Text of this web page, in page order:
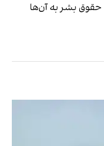
حقوق بشر به آن‌ها